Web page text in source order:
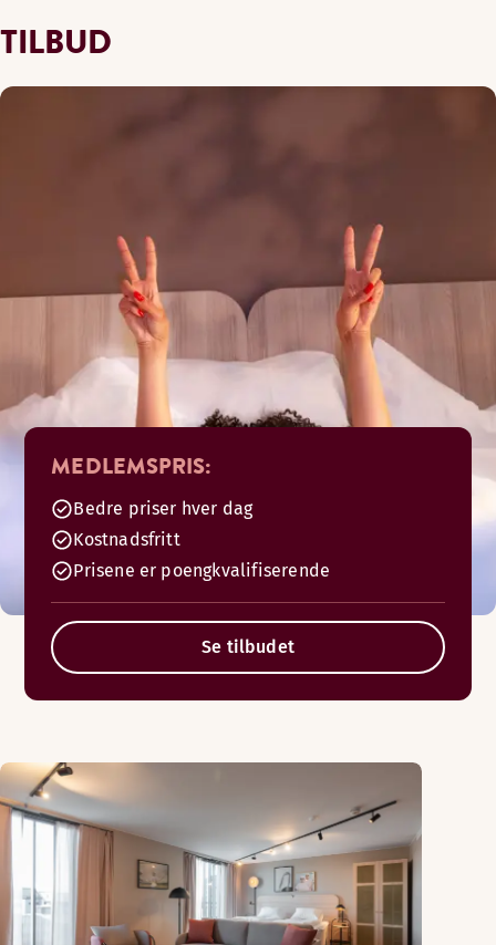
TILBUD
MEDLEMSPRIS:
Bedre priser hver dag
Kostnadsfritt
Prisene er poengkvalifiserende
Se tilbudet